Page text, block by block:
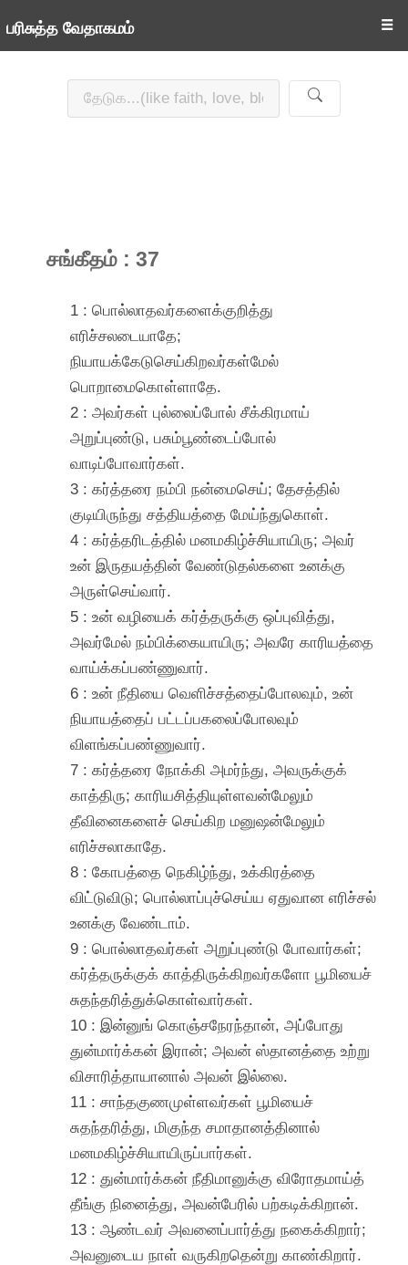
பரிசுத்த வேதாகமம் ☰
சங்கீதம் : 37
1 : பொல்லாதவர்களைக்குறித்து
எரிச்சலடையாதே;
நியாயக்கேடுசெய்கிறவர்கள்மேல்
பொறாமைகொள்ளாதே.
2 : அவர்கள் புல்லைப்போல் சீக்கிரமாய்
அறுப்புண்டு, பசும்பூண்டைப்போல்
வாடிப்போவார்கள்.
3 : கர்த்தரை நம்பி நன்மைசெய்; தேசத்தில்
குடியிருந்து சத்தியத்தை மேய்ந்துகொள்.
4 : கர்த்தரிடத்தில் மனமகிழ்ச்சியாயிரு; அவர்
உன் இருதயத்தின் வேண்டுதல்களை உனக்கு
அருள்செய்வார்.
5 : உன் வழியைக் கர்த்தருக்கு ஒப்புவித்து,
அவர்மேல் நம்பிக்கையாயிரு; அவரே காரியத்தை
வாய்க்கப்பண்ணுவார்.
6 : உன் நீதியை வெளிச்சத்தைப்போலவும், உன்
நியாயத்தைப் பட்டப்பகலைப்போலவும்
விளங்கப்பண்ணுவார்.
7 : கர்த்தரை நோக்கி அமர்ந்து, அவருக்குக்
காத்திரு; காரியசித்தியுள்ளவன்மேலும்
தீவினைகளைச் செய்கிற மனுஷன்மேலும்
எரிச்சலாகாதே.
8 : கோபத்தை நெகிழ்ந்து, உக்கிரத்தை
விட்டுவிடு; பொல்லாப்புச்செய்ய ஏதுவான எரிச்சல்
உனக்கு வேண்டாம்.
9 : பொல்லாதவர்கள் அறுப்புண்டு போவார்கள்;
கர்த்தருக்குக் காத்திருக்கிறவர்களோ பூமியைச்
சுதந்தரித்துக்கொள்வார்கள்.
10 : இன்னுங் கொஞ்சநேரந்தான், அப்போது
துன்மார்க்கன் இரான்; அவன் ஸ்தானத்தை உற்று
விசாரித்தாயானால் அவன் இல்லை.
11 : சாந்தகுணமுள்ளவர்கள் பூமியைச்
சுதந்தரித்து, மிகுந்த சமாதானத்தினால்
மனமகிழ்ச்சியாயிருப்பார்கள்.
12 : துன்மார்க்கன் நீதிமானுக்கு விரோதமாய்த்
தீங்கு நினைத்து, அவன்பேரில் பற்கடிக்கிறான்.
13 : ஆண்டவர் அவனைப்பார்த்து நகைக்கிறார்;
அவனுடைய நாள் வருகிறதென்று காண்கிறார்.